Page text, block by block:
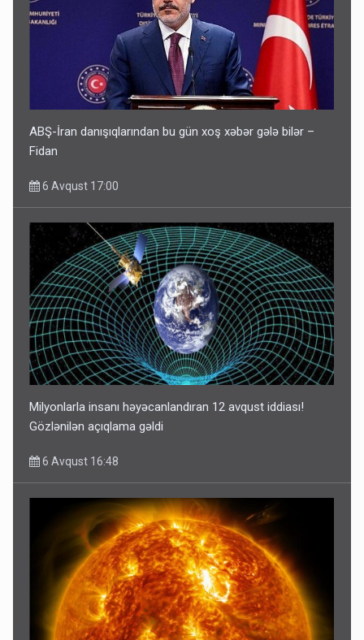
ABŞ-İran danışıqlarından bu gün xoş xəbər gələ bilər –
Fidan
6 Avqust 17:00
Milyonlarla insanı həyəcanlandıran 12 avqust iddiası!
Gözlənilən açıqlama gəldi
6 Avqust 16:48